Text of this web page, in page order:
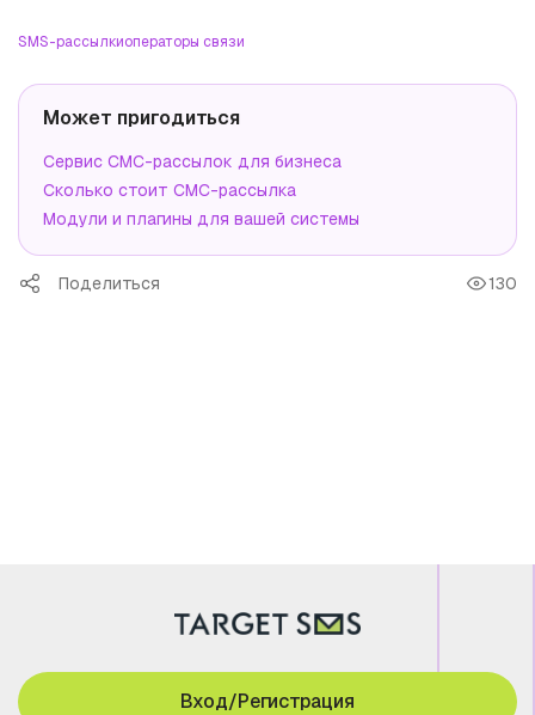
SMS-рассылкиоператоры связи
Может пригодиться
Сервис СМС-рассылок для бизнеса
Сколько стоит СМС-рассылка
Модули и плагины для вашей системы
Поделиться 130
Вход/Регистрация